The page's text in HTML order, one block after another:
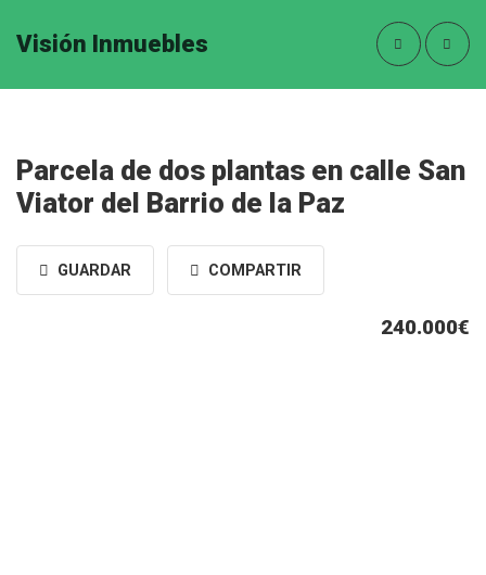
Visión Inmuebles
Parcela de dos plantas en calle San
Viator del Barrio de la Paz
GUARDAR COMPARTIR
240.000€